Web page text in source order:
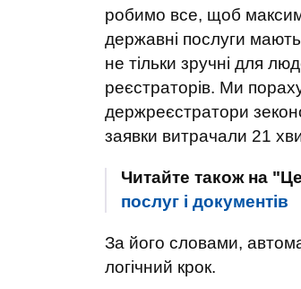
робимо все, щоб
державні послуги
не тільки зручні для
реєстраторів. Ми
держреєстратори
заявки витрачали 21
Читайте також на
послуг і документів
За його словами,
логічний крок.